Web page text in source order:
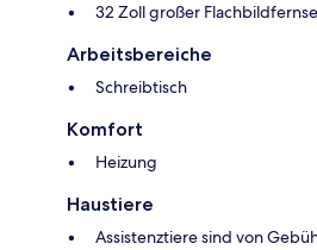
32 Zoll großer
Arbeitsbereiche
Schreibtisch
Komfort
Heizung
Haustiere
Assistenztiere sind von